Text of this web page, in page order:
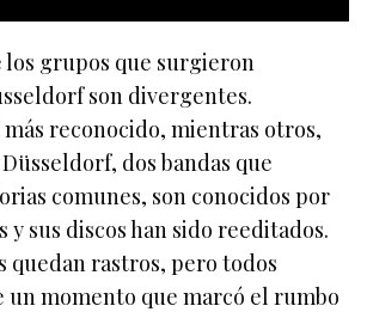
los grupos que surgieron
son divergentes.
reconocido, mientras otros,
dos bandas que
comunes, son conocidos por
y sus discos han sido reeditados.
quedan rastros, pero todos
momento que marcó el rumbo